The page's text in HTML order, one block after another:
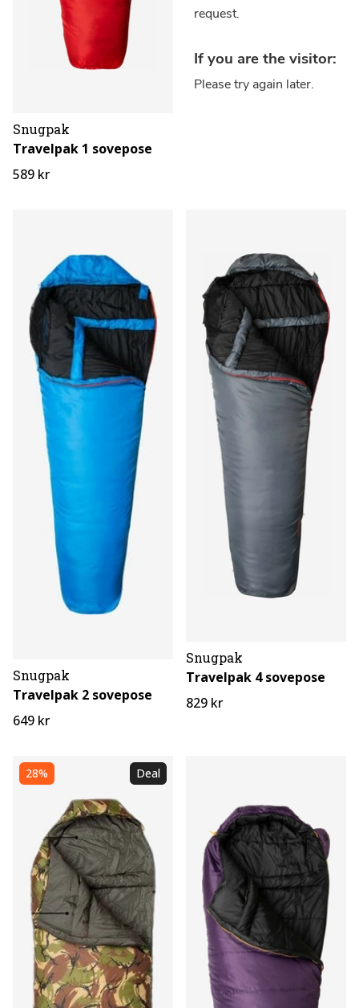
Snugpak
Travelpak 1 sovepose
589 kr
Snugpak
Travelpak 2 sovepose
649 kr
Snugpak
Travelpak 4 sovepose
829 kr
28% Deal